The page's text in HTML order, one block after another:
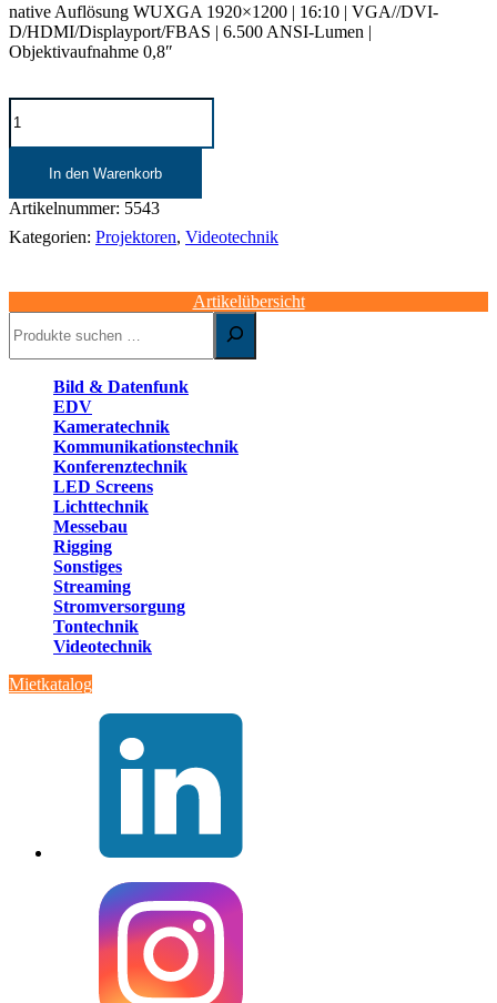
native Auflösung WUXGA 1920×1200 | 16:10 | VGA//DVI-
D/HDMI/Displayport/FBAS | 6.500 ANSI-Lumen |
Objektivaufnahme 0,8″
Videoprojektor
WUXGA
Lumen
Panasonic
inklusive
Zubehör
Menge
In den Warenkorb
Artikelnummer: 5543
Kategorien: Projektoren, Videotechnik
Artikelübersicht
Bild & Datenfunk
EDV
Kameratechnik
Kommunikationstechnik
Konferenztechnik
LED Screens
Lichttechnik
Messebau
Rigging
Sonstiges
Streaming
Stromversorgung
Tontechnik
Videotechnik
Mietkatalog